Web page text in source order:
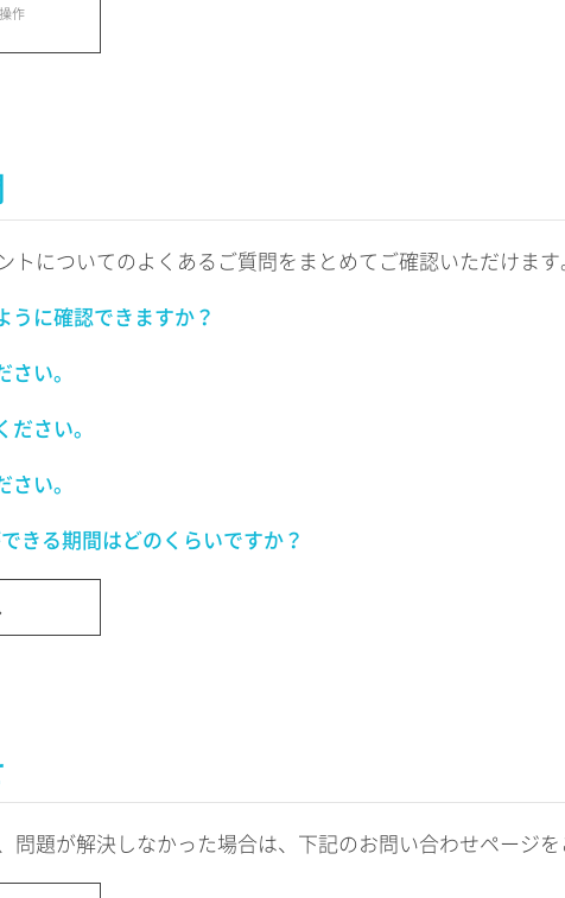
作
トについてのよくあるご質問をまとめてご確認いただけます
うに確認できますか？
い。
さい。
い。
きる期間はどのくらいですか？
問題が解決しなかった場合は、下記のお問い合わせページを